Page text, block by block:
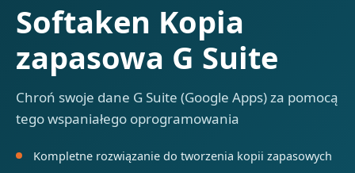
Softaken Kopia
zapasowa G Suite
Chroń swoje dane G Suite (Google Apps) za pomocą
tego wspaniałego oprogramowania
Kompletne rozwiązanie do tworzenia kopii zapasowych